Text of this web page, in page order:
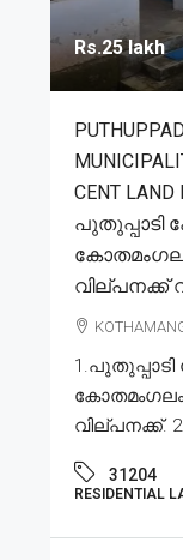
Rs.25 lakh
CENT LAND
പുതുപ്പാടി
വില്പനക്ക്
1.പുതുപ്പാടി
വില്പനക്ക്.
31204
RESIDENTIAL